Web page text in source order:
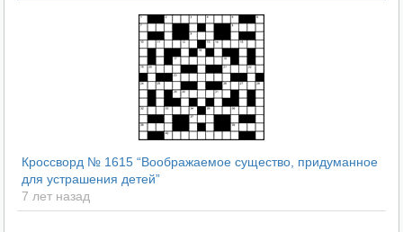
Кроссворд № 1615 “Воображаемое существо, придуманное
для устрашения детей”
7 лет назад